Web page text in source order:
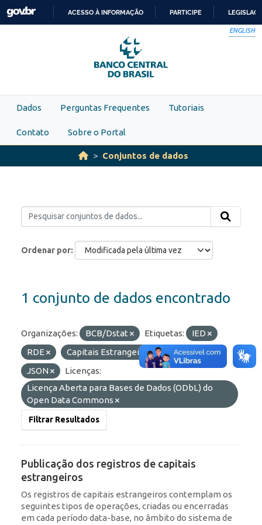
Skip to main content
PARA
O
CONTEÚDO
ACESSO À INFORMAÇÃO PARTICIPE
ENGLISH
Dados Perguntas Frequentes Tutoriais
Contato Sobre o Portal
Conjuntos de dados
Ordenar por
1 conjunto de dados encontrado
Organizações: BCB/Dstat Etiquetas:
IED
RDE
Capitais Estrangeiros
Formatos:
JSON
Licenças:
Licença Aberta para Bases de Dados (ODbL) do
Open Data Commons
Filtrar Resultados
Publicação dos registros de capitais
estrangeiros
Os registros de capitais estrangeiros contemplam os
seguintes tipos de operações, criadas ou encerradas
em cada período data-base, no âmbito do sistema de